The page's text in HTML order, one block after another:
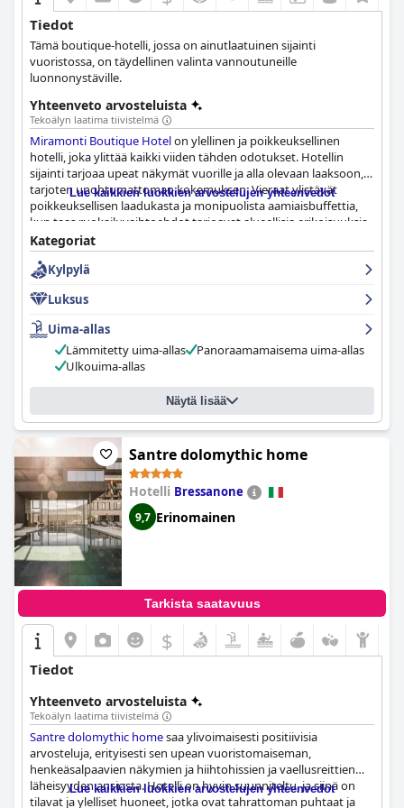
Tiedot
Tämä boutique-hotelli, jossa on ainutlaatuinen sijainti
vuoristossa, on täydellinen valinta vannoutuneille
luonnonystäville.
Yhteenveto arvosteluista
Tekoälyn laatima tiivistelmä
Miramonti Boutique Hotelon ylellinen ja poikkeuksellinen
hotelli, joka ylittää kaikki viiden tähden odotukset. Hotellin
sijainti tarjoaa upeat näkymät vuorille ja alla olevaan laaksoon,
tarjoten unohtumattoman kokemuksen. Vieraat ylistävät
poikkeuksellisen laadukasta ja monipuolista aamiaisbuffettia,
kun taas ruokailuvaihtoehdot tarjoavat alueellisia erikoisuuksia
ja erinomaista ruokaa. Huoneet ovat tilavia, moderneja ja
erittäin siistejä, ja jokaisesta majoituksesta on upea näköala.
Henkilökunta on uskomattoman tukevaa ja huomaavaista,
vastaamatta. Hotellin spa ja uima-altaat on integroitu luontoon,
tarjoten ainutlaatuisen ja rentouttavan kokemuksen. Kaiken
kaikkiaanMiramonti Boutique Hotel
yöpyä, ja siellä on kaikki mitä voi toivoa, mikä tekee siitä
todellisen helmen hotellien joukossa.
Lue kaikkien luokkien arvostelujen yhteenvedot
Kategoriat
Kylpylä
Luksus
Uima-allas
Lämmitetty uima-allas
Panoraamamaisema uima-allas
Ulkouima-allas
Näytä lisää
Santre dolomythic home
Hotelli Bressanone
9,7 Erinomainen
Tarkista saatavuus
$
Tiedot
Yhteenveto arvosteluista
Tekoälyn laatima tiivistelmä
Santre dolomythic homesaa ylivoimaisesti positiivisia
arvosteluja, erityisesti sen upean vuoristomaiseman,
henkeäsalpaavien näkymien ja hiihtohissien ja vaellusreittien
läheisyyden ansiosta. Hotelli on hyvin suunniteltu, ja siinä on
tilavat ja ylelliset huoneet, jotka ovat tahrattoman puhtaat ja
Lue kaikkien luokkien arvostelujen yhteenvedot